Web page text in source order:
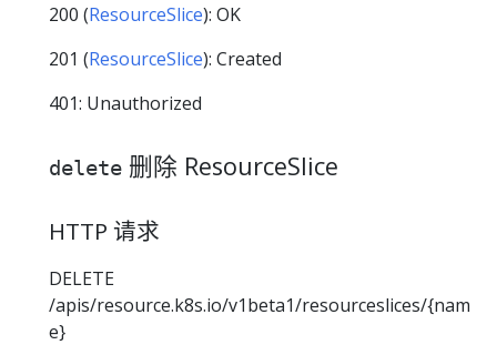
200 (ResourceSlice): OK
201 (ResourceSlice): Created
401: Unauthorized
delete 删除 ResourceSlice
HTTP 请求
DELETE
/apis/resource.k8s.io/v1beta1/resourceslices/{nam
e}